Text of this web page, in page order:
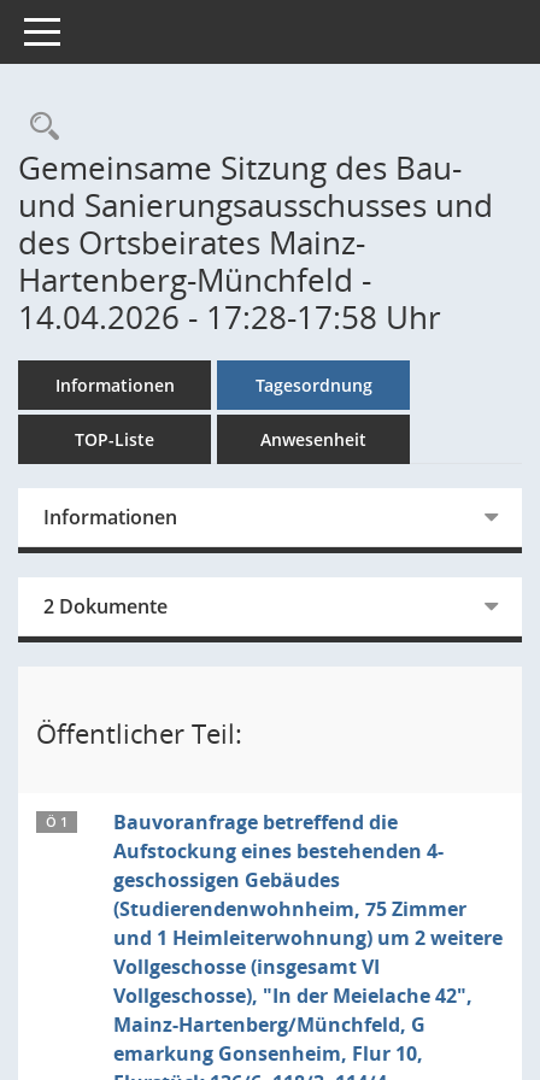
Toggle navigation
Rechercheauswahl
Gemeinsame Sitzung des Bau-
und Sanierungsausschusses und
des Ortsbeirates Mainz-
Hartenberg-Münchfeld -
14.04.2026 - 17:28-17:58 Uhr
Informationen Tagesordnung
TOP-Liste Anwesenheit
Informationen
2 Dokumente
Öffentlicher Teil:
Ö 1
Bauvoranfrage betreffend die
Aufstockung eines bestehenden 4-
geschossigen Gebäudes
(Studierendenwohnheim, 75 Zimmer
und 1 Heimleiterwohnung) um 2 weitere
Vollgeschosse (insgesamt VI
Vollgeschosse), "In der Meielache 42",
Mainz-Hartenberg/Münchfeld, G
emarkung Gonsenheim, Flur 10,